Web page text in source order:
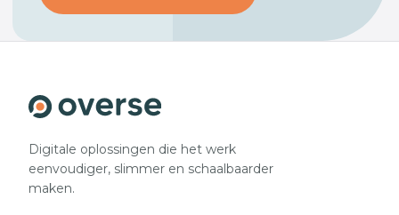
Digitale oplossingen die het werk
eenvoudiger, slimmer en schaalbaarder
maken.